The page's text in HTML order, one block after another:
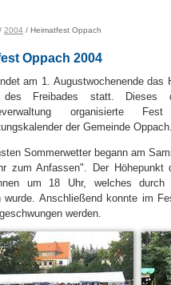
/ 2004 / Heimatfest Oppach
Oppach 2004
am 1. Augustwochenende das
des Freibades statt.
organisierte
der Gemeinde Oppach.
Sommerwetter begann am
zum Anfassen". Der
um 18 Uhr, welches
wurde. Anschließend konnte im
werden.